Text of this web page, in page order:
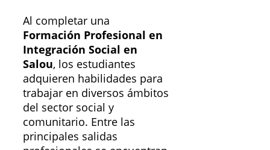
Al completar una
Formación Profesional en
Integración Social en
Salou, los estudiantes
adquieren habilidades para
trabajar en diversos ámbitos
del sector social y
comunitario. Entre las
principales salidas